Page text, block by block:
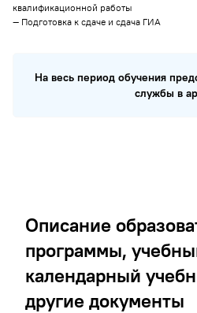
квалификационной работы
— Подготовка к сдаче и сдача ГИА
На весь период обучения
службы в
Описание
программы,
календарный
другие документы